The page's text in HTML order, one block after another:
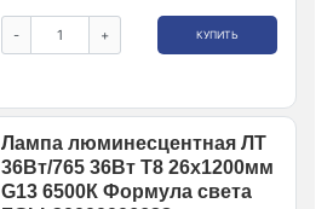
- + КУПИТЬ
Лампа люминесцентная ЛТ
36Вт/765 36Вт T8 26х1200мм
G13 6500К Формула света